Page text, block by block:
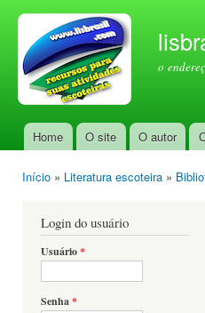
o
Menu principal
Home O site O autor
Início » Literatura escoteira »
Login do usuário
Usuário*
Senha*